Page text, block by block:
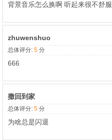
背景音乐怎么换啊 听起来很不舒服
zhuwenshuo
总体评分: 5 分
666
撒回到家
总体评分: 5 分
为啥总是闪退